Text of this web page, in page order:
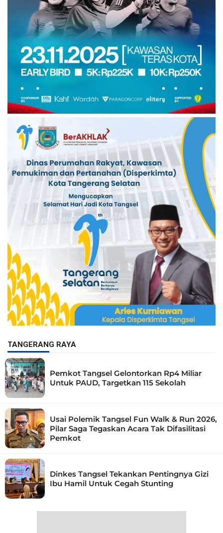
TANGERANG RAYA
Pemkot Tangsel Gelontorkan Rp4 Miliar
Untuk PAUD, Targetkan 115 Sekolah
Usai Polemik Tangsel Fun Walk & Run 2026,
Pilar Saga Tegaskan Acara Tak Difasilitasi
Pemkot
Dinkes Tangsel Tekankan Pentingnya Gizi
Ibu Hamil Untuk Cegah Stunting